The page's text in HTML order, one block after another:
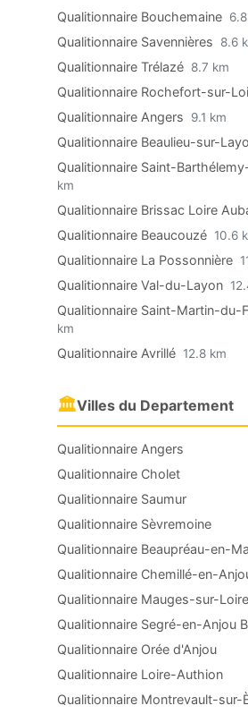
Qualitionnaire Bouchemaine
Qualitionnaire Savennières 8.6
Qualitionnaire Trélazé 8.7 km
Qualitionnaire Rochefort-sur-
Qualitionnaire Angers 9.1 km
Qualitionnaire Beaulieu-sur-
Qualitionnaire Saint-
km
Qualitionnaire Brissac Loire
Qualitionnaire Beaucouzé 10.6
Qualitionnaire La Possonnière
Qualitionnaire Val-du-Layon
Qualitionnaire Saint-Martin-du-
km
Qualitionnaire Avrillé 12.8 km
🏛Villes du Departement
Qualitionnaire Angers
Qualitionnaire Cholet
Qualitionnaire Saumur
Qualitionnaire Sèvremoine
Qualitionnaire Beaupréau-en-
Qualitionnaire Chemillé-en-
Qualitionnaire Mauges-sur-Loire
Qualitionnaire Segré-en-Anjou
Qualitionnaire Orée d'Anjou
Qualitionnaire Loire-Authion
Qualitionnaire Montrevault-sur-